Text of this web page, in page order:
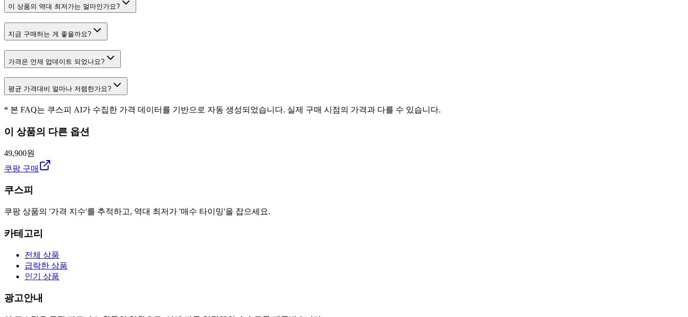
이 상품의 역대 최저가는 얼마인가요?
지금 구매하는 게 좋을까요?
가격은 언제 업데이트 되었나요?
평균 가격대비 얼마나 저렴한가요?
* 본 FAQ는 쿠스피 AI가 수집한 가격 데이터를 기반으로 자동 생성되었습니다. 실제 구매 시점의 가격과 다를 수 있습니다.
이 상품의 다른 옵션
49,900원
쿠팡 구매
쿠스피
쿠팡 상품의 '가격 지수'를 추적하고, 역대 최저가 '매수 타이밍'을 잡으세요.
카테고리
전체 상품
급락한 상품
인기 상품
광고안내